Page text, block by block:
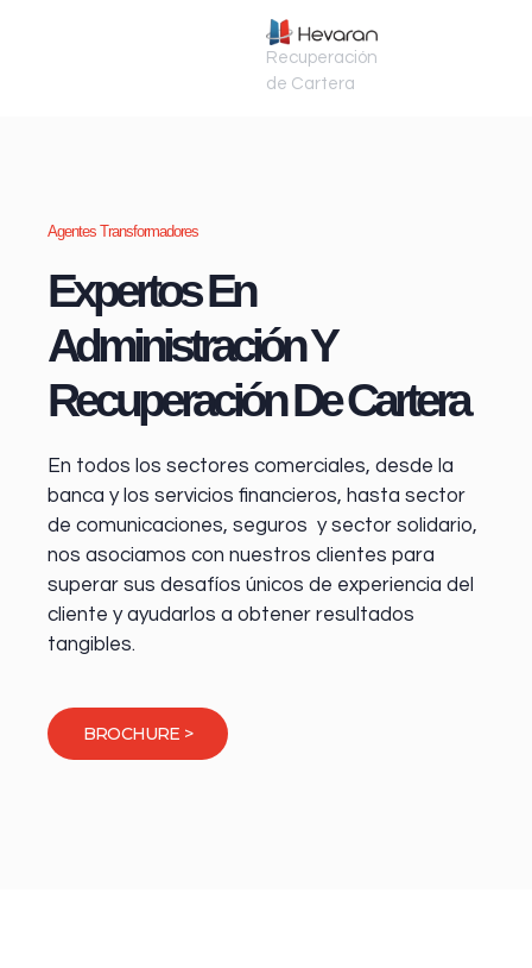
Recuperación
de Cartera
Agentes Transformadores
Expertos En
Administración Y
Recuperación De Cartera
En todos los sectores comerciales, desde la
banca y los servicios financieros, hasta sector
de comunicaciones, seguros y sector solidario,
nos asociamos con nuestros clientes para
superar sus desafíos únicos de experiencia del
cliente y ayudarlos a obtener resultados
tangibles.
BROCHURE >